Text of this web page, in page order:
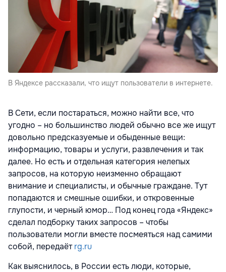
В Яндексе рассказали, что ищут пользователи в интернете.
В Сети, если постараться, можно найти все, что
угодно – но большинство людей обычно все же ищут
довольно предсказуемые и обыденные вещи:
информацию, товары и услуги, развлечения и так
далее. Но есть и отдельная категория нелепых
запросов, на которую неизменно обращают
внимание и специалисты, и обычные граждане. Тут
попадаются и смешные ошибки, и откровенные
глупости, и черный юмор… Под конец года «Яндекс»
сделал подборку таких запросов – чтобы
пользователи могли вместе посмеяться над самими
собой, передаётrg.ru
Как выяснилось, в России есть люди, которые,